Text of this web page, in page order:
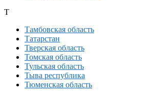
Т
Тамбовская область
Татарстан
Тверская область
Томская область
Тульская область
Тыва республика
Тюменская область